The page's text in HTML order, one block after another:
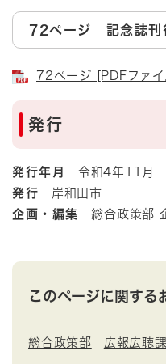
72ページ 記念誌刊
72ページ [PDFファ
発行
発行年月
令和4年11月
発行 岸和田市
企画・編集 総合政策部
このページに関する
総合政策部 広報広聴課